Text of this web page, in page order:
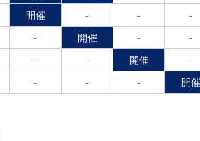
開催 - -
-
- 開催 -
-
- - 開催
-
- - - 開催